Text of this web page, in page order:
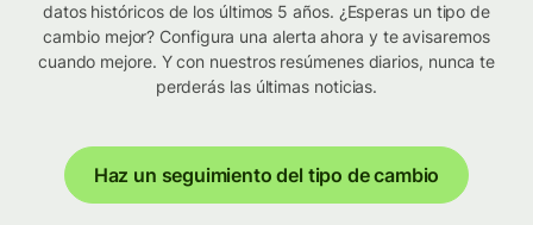
datos históricos de los últimos 5 años. ¿Esperas un tipo de
cambio mejor? Configura una alerta ahora y te avisaremos
cuando mejore. Y con nuestros resúmenes diarios, nunca te
perderás las últimas noticias.
Haz un seguimiento del tipo de cambio